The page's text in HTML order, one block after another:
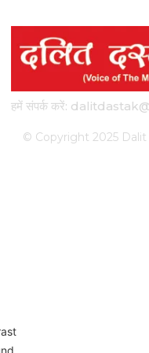
हमें संपर्क करें:
© Copyright 2025